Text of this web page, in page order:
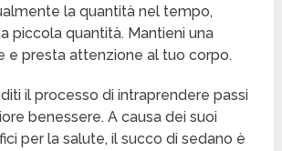
la quantità nel tempo,
piccola quantità. Mantieni una
e presta attenzione al tuo corpo.
il processo di intraprendere passi
benessere. A causa dei suoi
per la salute, il succo di sedano è